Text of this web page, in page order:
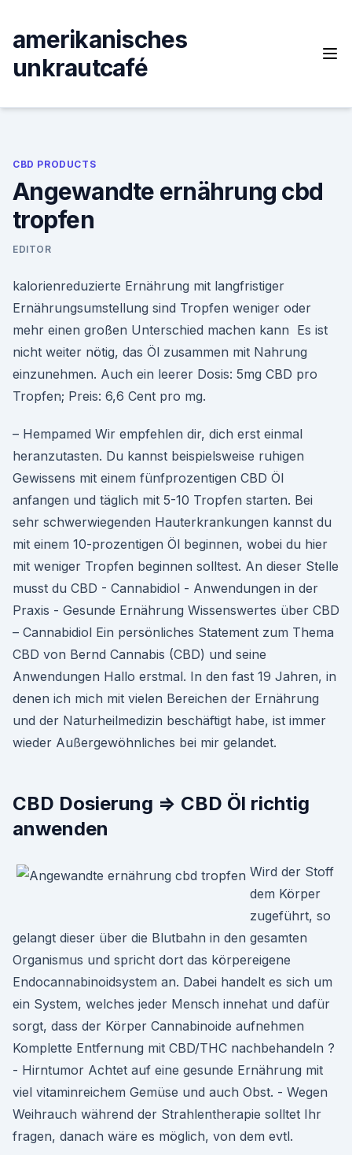
content
amerikanisches
unkrautcafé
CBD PRODUCTS
Angewandte ernährung cbd
tropfen
EDITOR
kalorienreduzierte Ernährung mit langfristiger
Ernährungsumstellung sind Tropfen weniger oder
mehr einen großen Unterschied machen kann Es ist
nicht weiter nötig, das Öl zusammen mit Nahrung
einzunehmen. Auch ein leerer Dosis: 5mg CBD pro
Tropfen; Preis: 6,6 Cent pro mg.
– Hempamed Wir empfehlen dir, dich erst einmal
heranzutasten. Du kannst beispielsweise ruhigen
Gewissens mit einem fünfprozentigen CBD Öl
anfangen und täglich mit 5-10 Tropfen starten. Bei
sehr schwerwiegenden Hauterkrankungen kannst du
mit einem 10-prozentigen Öl beginnen, wobei du hier
mit weniger Tropfen beginnen solltest. An dieser Stelle
musst du CBD - Cannabidiol - Anwendungen in der
Praxis - Gesunde Ernährung Wissenswertes über CBD
– Cannabidiol Ein persönliches Statement zum Thema
CBD von Bernd Cannabis (CBD) und seine
Anwendungen Hallo erstmal. In den fast 19 Jahren, in
denen ich mich mit vielen Bereichen der Ernährung
und der Naturheilmedizin beschäftigt habe, ist immer
wieder Außergewöhnliches bei mir gelandet.
CBD Dosierung ⇒ CBD Öl richtig
anwenden
Wird der Stoff
dem Körper
zugeführt, so
gelangt dieser über die Blutbahn in den gesamten
Organismus und spricht dort das körpereigene
Endocannabinoidsystem an. Dabei handelt es sich um
ein System, welches jeder Mensch innehat und dafür
sorgt, dass der Körper Cannabinoide aufnehmen
Komplette Entfernung mit CBD/THC nachbehandeln ?
- Hirntumor Achtet auf eine gesunde Ernährung mit
viel vitaminreichem Gemüse und auch Obst. - Wegen
Weihrauch während der Strahlentherapie solltet Ihr
fragen, danach wäre es möglich, von dem evtl.